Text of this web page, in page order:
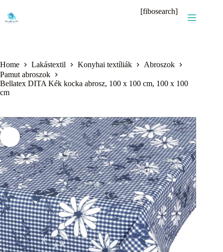
content
[fibosearch]
Home Lakástextil Konyhai textíliák
Abroszok
Pamut abroszok
Bellatex DITA Kék kocka abrosz, 100 x 100 cm, 100 x 100
cm